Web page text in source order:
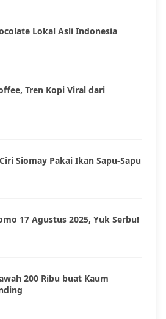
Lokal Asli Indonesia
Tren Kopi Viral dari
Siomay Pakai Ikan Sapu-Sapu
17 Agustus 2025, Yuk Serbu!
200 Ribu buat Kaum